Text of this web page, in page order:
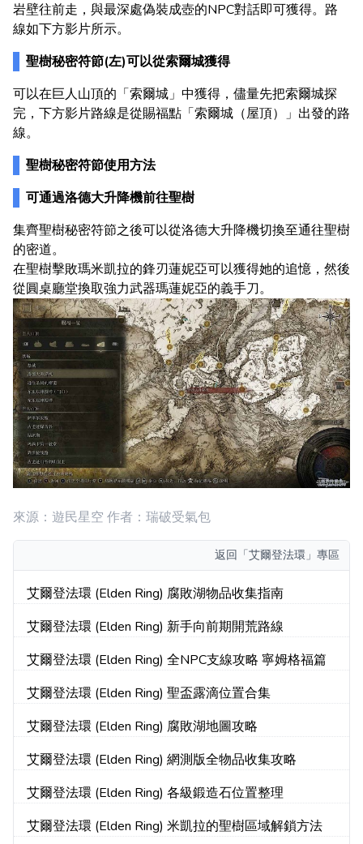
岩壁往前走，與最深處偽裝成壺的NPC對話即可獲得。路
線如下方影片所示。
聖樹秘密符節(左)可以從索爾城獲得
可以在巨人山頂的「索爾城」中獲得，儘量先把索爾城探
完，下方影片路線是從賜福點「索爾城（屋頂）」出發的路
線。
聖樹秘密符節使用方法
可通過洛德大升降機前往聖樹
集齊聖樹秘密符節之後可以從洛德大升降機切換至通往聖樹
的密道。
在聖樹擊敗瑪米凱拉的鋒刃蓮妮亞可以獲得她的追憶，然後
從圓桌廳堂換取強力武器瑪蓮妮亞的義手刀。
來源：遊民星空 作者：瑞破受氣包
返回 「艾爾登法環」專區
艾爾登法環 (Elden Ring) 腐敗湖物品收集指南
艾爾登法環 (Elden Ring) 新手向前期開荒路線
艾爾登法環 (Elden Ring) 全NPC支線攻略 寧姆格福篇
艾爾登法環 (Elden Ring) 聖盃露滴位置合集
艾爾登法環 (Elden Ring) 腐敗湖地圖攻略
艾爾登法環 (Elden Ring) 網測版全物品收集攻略
艾爾登法環 (Elden Ring) 各級鍛造石位置整理
艾爾登法環 (Elden Ring) 米凱拉的聖樹區域解鎖方法